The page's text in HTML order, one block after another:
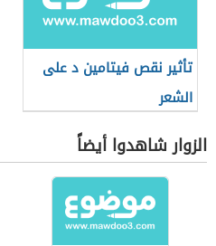
تأثير نقص فيتامين د على
الشعر
الزوار شاهدوا أيضاً